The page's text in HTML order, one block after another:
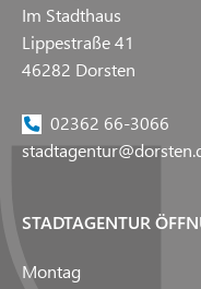
Im Stadthaus
Lippestraße 41
46282 Dorsten
02362 66-3066
STADTAGENTUR
Montag